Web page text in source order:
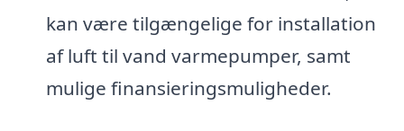
kan være tilgængelige for installation
af luft til vand varmepumper, samt
mulige finansieringsmuligheder.